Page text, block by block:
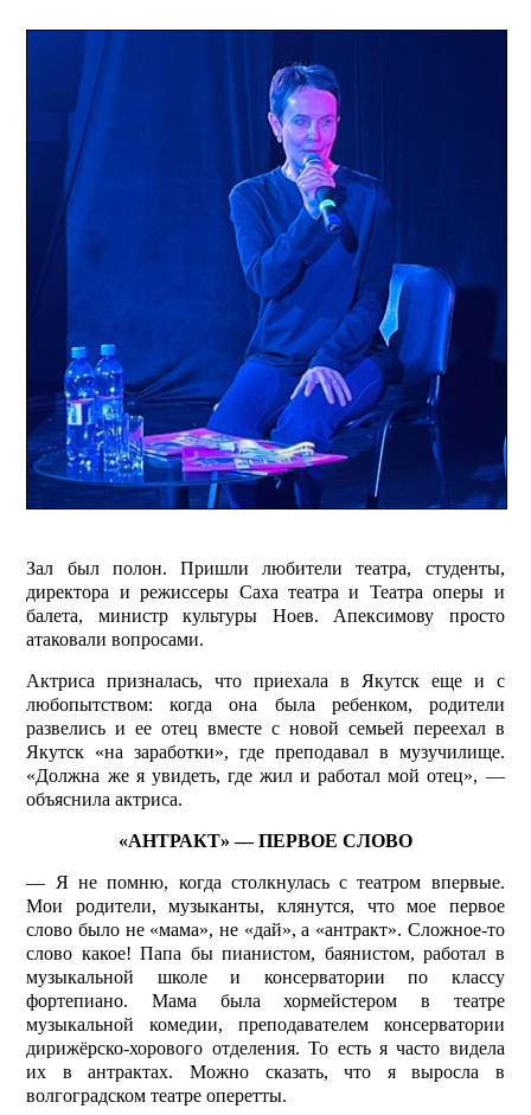
Зал был полон. Пришли любители театра, студенты,
директора и режиссеры Саха театра и Театра оперы и
балета, министр культуры Ноев. Апексимову просто
атаковали вопросами.
Актриса призналась, что приехала в Якутск еще и с
любопытством: когда она была ребенком, родители
развелись и ее отец вместе с новой семьей переехал в
Якутск «на заработки», где преподавал в музучилище.
«Должна же я увидеть, где жил и работал мой отец», —
объяснила актриса.
«АНТРАКТ» — ПЕРВОЕ СЛОВО
— Я не помню, когда столкнулась с театром впервые.
Мои родители, музыканты, клянутся, что мое первое
слово было не «мама», не «дай», а «антракт». Сложное-то
слово какое! Папа бы пианистом, баянистом, работал в
музыкальной школе и консерватории по классу
фортепиано. Мама была хормейстером в театре
музыкальной комедии, преподавателем консерватории
дирижёрско-хорового отделения. То есть я часто видела
их в антрактах. Можно сказать, что я выросла в
волгоградском театре оперетты.